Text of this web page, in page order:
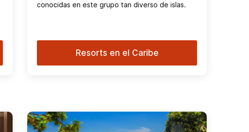
conocidas en este grupo tan diverso de islas.
Resorts en el Caribe